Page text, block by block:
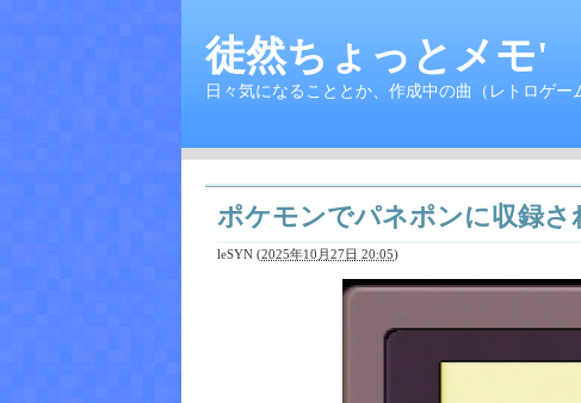
徒然ちょっとメモ'
日々気になることとか、作成中の曲（レトロゲ
ポケモンでパネポンに収録
leSYN (2025年10月27日 20:05)